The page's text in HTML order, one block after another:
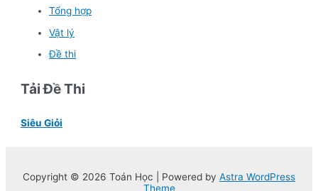
Tổng hợp
Vật lý
Đề thi
Tải Đề Thi
Siêu Giỏi
Copyright © 2026 Toán Học | Powered by Astra WordPress
Theme